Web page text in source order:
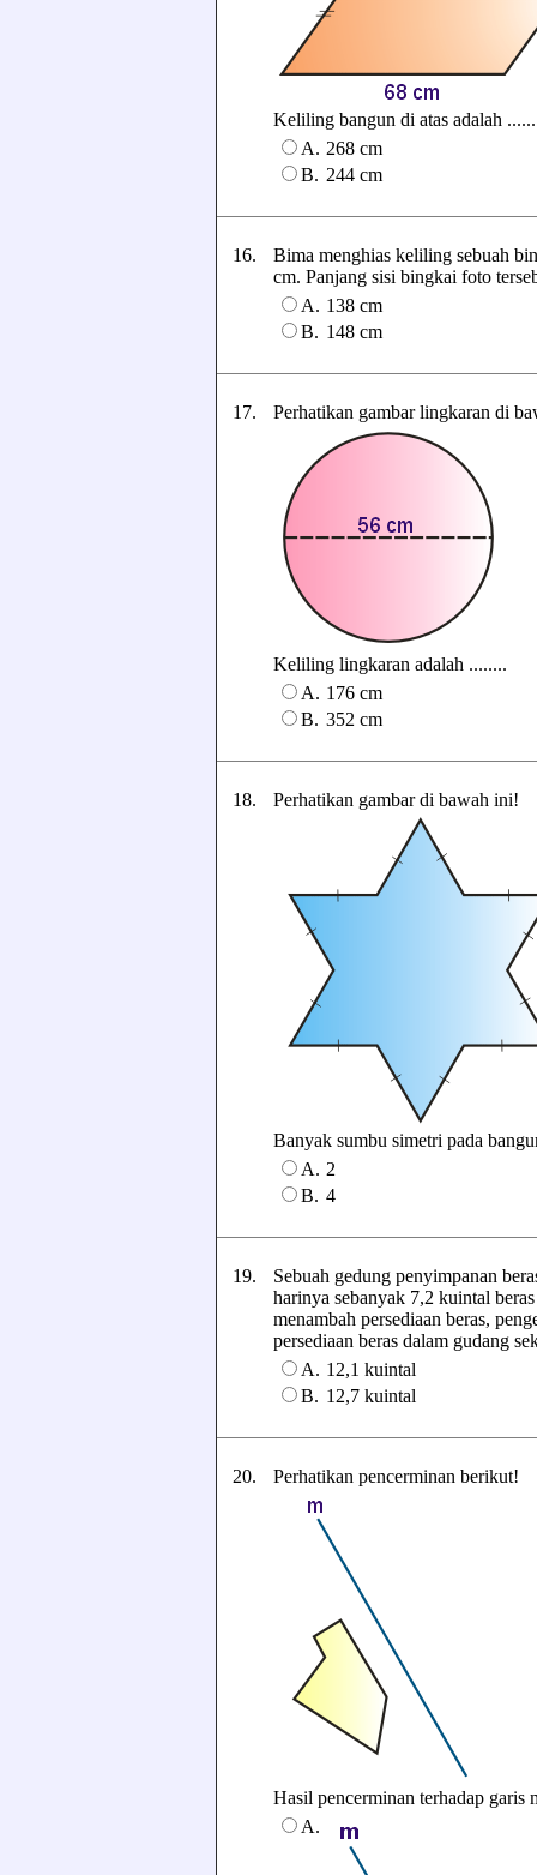
Keliling bangun di atas adalah
A. 268 cm
B. 244 cm
16.
Bima menghias keliling sebuah
cm. Panjang sisi bingkai foto
A. 138 cm
B. 148 cm
17. Perhatikan gambar lingkaran di
Keliling lingkaran adalah ........
A. 176 cm
B. 352 cm
18. Perhatikan gambar di bawah ini!
Banyak sumbu simetri pada
A. 2
B. 4
19.
Sebuah gedung penyimpanan
harinya sebanyak 7,2 kuintal
menambah persediaan beras,
persediaan beras dalam gudang
A. 12,1 kuintal
B. 12,7 kuintal
20. Perhatikan pencerminan berikut!
Hasil pencerminan terhadap garis
A.